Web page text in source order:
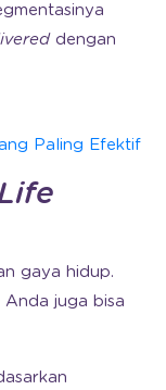
dengan
Paling Efektif
gaya hidup.
Anda juga bisa